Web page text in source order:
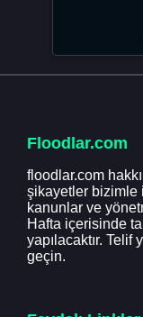
Floodlar.com
floodlar.com
şikayetler bizimle
kanunlar ve
Hafta içerisinde
yapılacaktır.
geçin.